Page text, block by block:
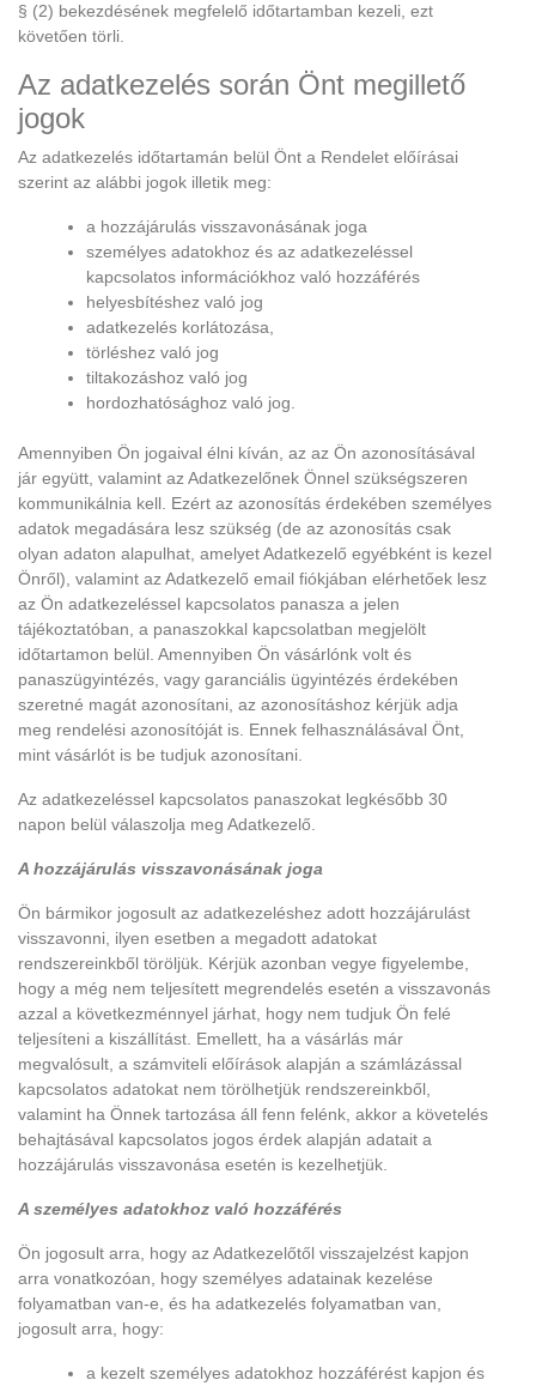
§ (2) bekezdésének megfelelő időtartamban kezeli, ezt
követően törli.
Az adatkezelés során Önt megillető
jogok
Az adatkezelés időtartamán belül Önt a Rendelet előírásai
szerint az alábbi jogok illetik meg:
a hozzájárulás visszavonásának joga
személyes adatokhoz és az adatkezeléssel
kapcsolatos információkhoz való hozzáférés
helyesbítéshez való jog
adatkezelés korlátozása,
törléshez való jog
tiltakozáshoz való jog
hordozhatósághoz való jog.
Amennyiben Ön jogaival élni kíván, az az Ön azonosításával
jár együtt, valamint az Adatkezelőnek Önnel szükségszeren
kommunikálnia kell. Ezért az azonosítás érdekében személyes
adatok megadására lesz szükség (de az azonosítás csak
olyan adaton alapulhat, amelyet Adatkezelő egyébként is kezel
Önről), valamint az Adatkezelő email fiókjában elérhetőek lesz
az Ön adatkezeléssel kapcsolatos panasza a jelen
tájékoztatóban, a panaszokkal kapcsolatban megjelölt
időtartamon belül. Amennyiben Ön vásárlónk volt és
panaszügyintézés, vagy garanciális ügyintézés érdekében
szeretné magát azonosítani, az azonosításhoz kérjük adja
meg rendelési azonosítóját is. Ennek felhasználásával Önt,
mint vásárlót is be tudjuk azonosítani.
Az adatkezeléssel kapcsolatos panaszokat legkésőbb 30
napon belül válaszolja meg Adatkezelő.
A hozzájárulás visszavonásának joga
Ön bármikor jogosult az adatkezeléshez adott hozzájárulást
visszavonni, ilyen esetben a megadott adatokat
rendszereinkből töröljük. Kérjük azonban vegye figyelembe,
hogy a még nem teljesített megrendelés esetén a visszavonás
azzal a következménnyel járhat, hogy nem tudjuk Ön felé
teljesíteni a kiszállítást. Emellett, ha a vásárlás már
megvalósult, a számviteli előírások alapján a számlázással
kapcsolatos adatokat nem törölhetjük rendszereinkből,
valamint ha Önnek tartozása áll fenn felénk, akkor a követelés
behajtásával kapcsolatos jogos érdek alapján adatait a
hozzájárulás visszavonása esetén is kezelhetjük.
A személyes adatokhoz való hozzáférés
Ön jogosult arra, hogy az Adatkezelőtől visszajelzést kapjon
arra vonatkozóan, hogy személyes adatainak kezelése
folyamatban van-e, és ha adatkezelés folyamatban van,
jogosult arra, hogy:
a kezelt személyes adatokhoz hozzáférést kapjon és